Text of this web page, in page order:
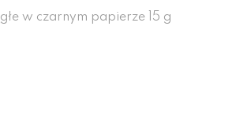
w czarnym papierze 15 g